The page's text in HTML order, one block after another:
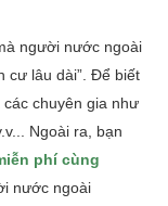
người nước ngoài
cư lâu dài”. Để biết
chuyên gia như
Ngoài ra, bạn
phí cùng
nước ngoài